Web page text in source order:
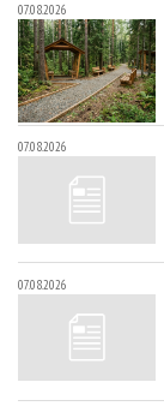
07.08.2026
07.08.2026
07.08.2026